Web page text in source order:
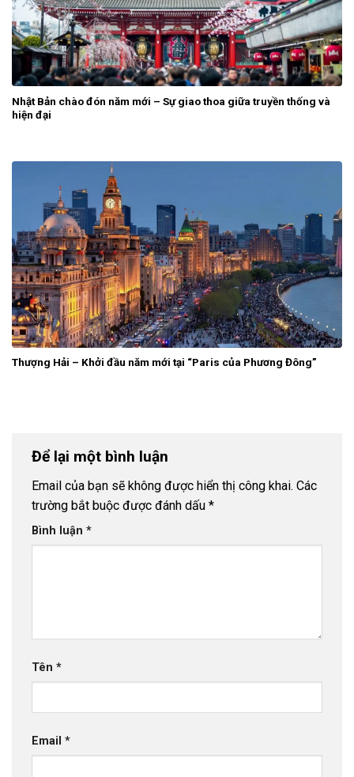
Nhật Bản chào đón năm mới – Sự giao thoa giữa truyền thống và
hiện đại
Thượng Hải – Khởi đầu năm mới tại “Paris của Phương Đông”
Để lại một bình luận
Email của bạn sẽ không được hiển thị công khai. Các
trường bắt buộc được đánh dấu *
Bình luận *
Tên *
Email *